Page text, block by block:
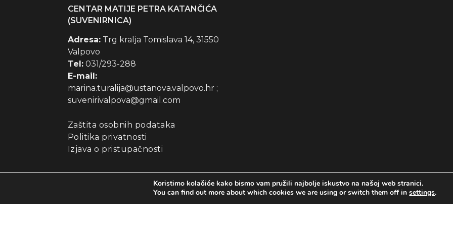
CENTAR MATIJE PETRA KATANČIĆA
(SUVENIRNICA)
Adresa:Trg kralja Tomislava 14, 31550
Valpovo
Tel:031/293-288
E-mail:
marina.turalija@ustanova.valpovo.hr ;
suvenirivalpova@gmail.com
Zaštita osobnih podataka
Politika privatnosti
Izjava o pristupačnosti
Copyright © Ustanova za kulturne djelatnosti Ante Evetović Miroljub
Koristimo kolačiće kako bismo vam pružili najbolje iskustvo na našoj web stranici.
You can find out more about which cookies we are using or switch them off insettings.